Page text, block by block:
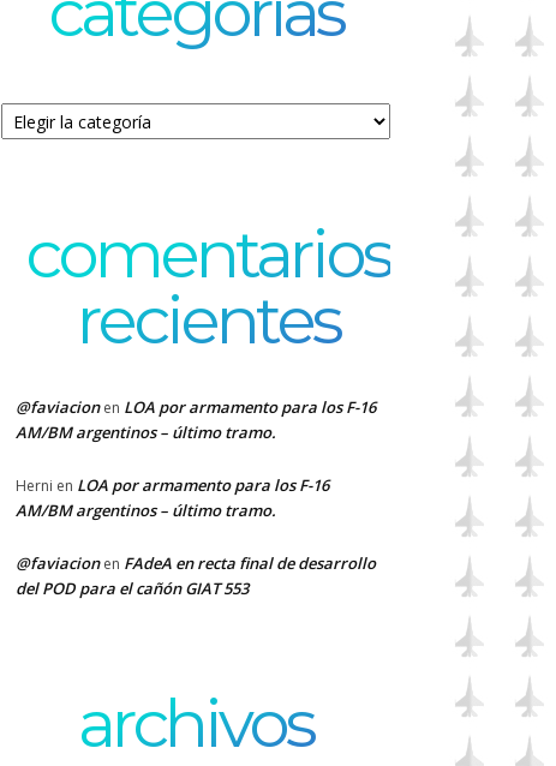
Categorías
comentarios
recientes
@faviacionen LOA por armamento para los F-16
AM/BM argentinos – último tramo.
Herni en LOA por armamento para los F-16
AM/BM argentinos – último tramo.
@faviacionen FAdeA en recta final de desarrollo
del POD para el cañón GIAT 553
archivos